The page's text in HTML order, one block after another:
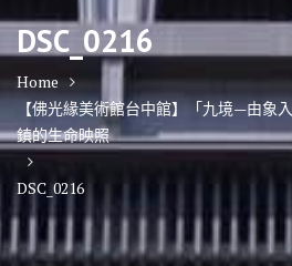
DSC_0216
Home
【佛光緣美術館台中館】「九境—由象
鎮的生命映照
DSC_0216